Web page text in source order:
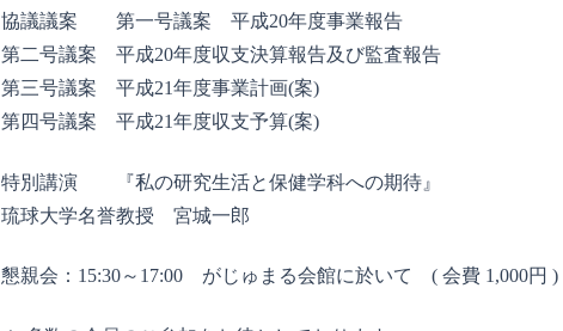
協議議案 第一号議案 平成20年度事業報告
第二号議案 平成20年度収支決算報告及び監査報告
第三号議案 平成21年度事業計画(案)
第四号議案 平成21年度収支予算(案)
特別講演 『私の研究生活と保健学科への期待』
琉球大学名誉教授 宮城一郎
懇親会：15:30～17:00 がじゅまる会館に於いて ( 会費 1,000円 )